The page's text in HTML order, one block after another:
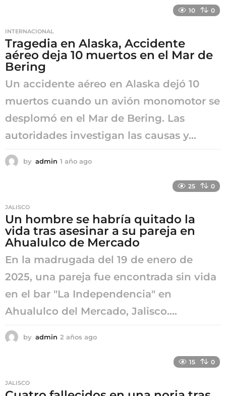
o
10 0
INTERNACIONAL
Tragedia en Alaska, Accidente
aéreo deja 10 muertos en el Mar de
Bering
Un accidente aéreo en Alaska dejó 10
muertos cuando un avión monomotor se
desplomó en el Mar de Bering. Las
autoridades investigan las causas y...
by admin 1 año ago
o
25 0
JALISCO
Un hombre se habría quitado la
vida tras asesinar a su pareja en
Ahualulco de Mercado
En la madrugada del 19 de enero de
2025, una pareja fue encontrada sin vida
en el bar "La Independencia" en
Ahualulco del Mercado, Jalisco....
by admin 2 años ago
g
15 0
JALISCO